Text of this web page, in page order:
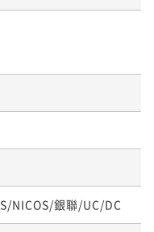
NICOS/銀聯/UC/DC